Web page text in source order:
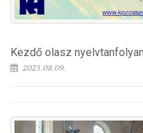
Kezdő olasz
2023.08.09.